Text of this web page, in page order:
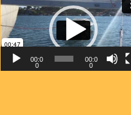
vidéo
00:0
0
00:0
0